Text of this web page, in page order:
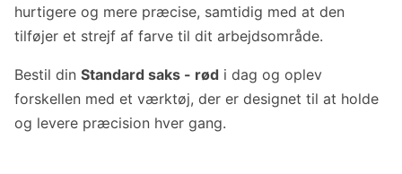
hurtigere og mere præcise, samtidig med at den
tilføjer et strejf af farve til dit arbejdsområde.
Bestil din Standard saks - rød i dag og oplev
forskellen med et værktøj, der er designet til at holde
og levere præcision hver gang.